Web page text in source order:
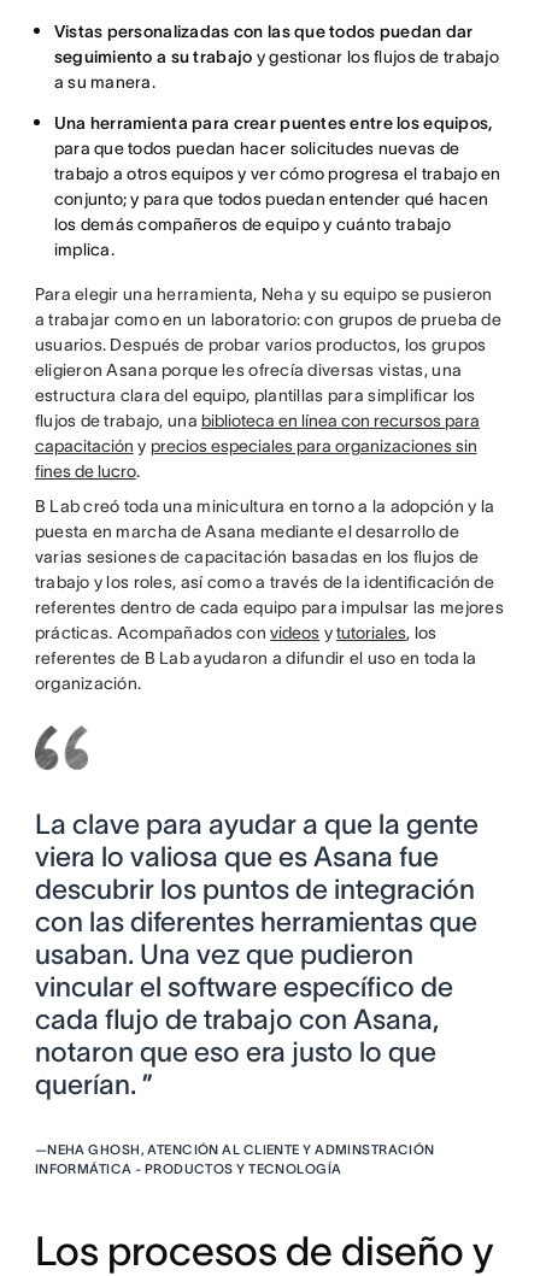
Vistas personalizadas con las que todos puedan dar
seguimiento a su trabajo y gestionar los flujos de trabajo
a su manera.
Una herramienta para crear puentes entre los equipos,
para que todos puedan hacer solicitudes nuevas de
trabajo a otros equipos y ver cómo progresa el trabajo en
conjunto; y para que todos puedan entender qué hacen
los demás compañeros de equipo y cuánto trabajo
implica.
Para elegir una herramienta, Neha y su equipo se pusieron
a trabajar como en un laboratorio: con grupos de prueba de
usuarios. Después de probar varios productos, los grupos
eligieron Asana porque les ofrecía diversas vistas, una
estructura clara del equipo, plantillas para simplificar los
flujos de trabajo, una biblioteca en línea con recursos para
capacitación y precios especiales para organizaciones sin
fines de lucro.
B Lab creó toda una minicultura en torno a la adopción y la
puesta en marcha de Asana mediante el desarrollo de
varias sesiones de capacitación basadas en los flujos de
trabajo y los roles, así como a través de la identificación de
referentes dentro de cada equipo para impulsar las mejores
prácticas. Acompañados convideos ytutoriales, los
referentes de B Lab ayudaron a difundir el uso en toda la
organización.
La clave para ayudar a que la gente
viera lo valiosa que es Asana fue
descubrir los puntos de integración
con las diferentes herramientas que
usaban. Una vez que pudieron
vincular el software específico de
cada flujo de trabajo con Asana,
notaron que eso era justo lo que
querían. ”
—NEHA GHOSH, ATENCIÓN AL CLIENTE Y ADMINSTRACIÓN
INFORMÁTICA - PRODUCTOS Y TECNOLOGÍA
Los procesos de diseño y